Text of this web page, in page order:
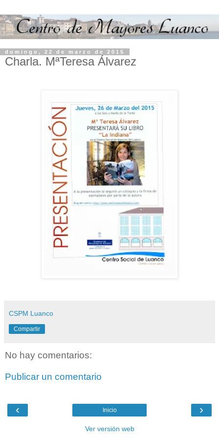
domingo, 22 de marzo de 2015
Charla. MªTeresa Álvarez
CSPM Luanco
Compartir
No hay comentarios:
Publicar un comentario
‹ ›
Inicio
Ver versión web